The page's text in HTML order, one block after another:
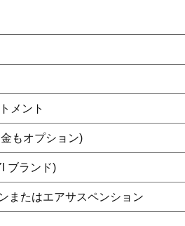
メント
もオプション)
ブランド)
またはエアサスペンション